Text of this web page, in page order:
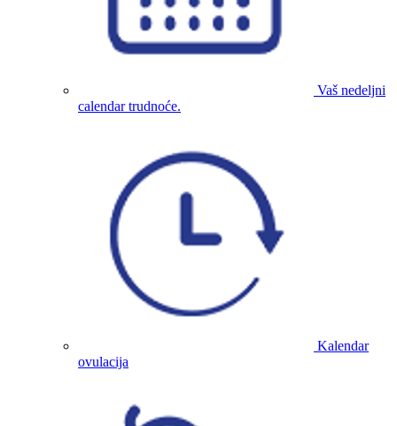
Vaš nedeljni
calendar trudnoće.
Kalendar
ovulacija